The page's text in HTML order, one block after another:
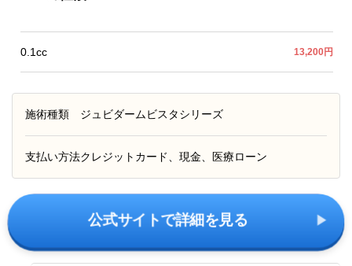
0.1cc 13,200円
施術種類 ジュビダームビスタシリーズ
支払い方法クレジットカード、現金、医療ローン
公式サイトで詳細を見る